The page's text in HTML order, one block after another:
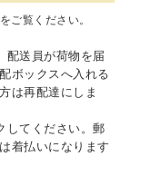
ご覧ください。
配送員が荷物を届
ボックスへ入れる
は再配達にしま
してください。郵
着払いになります